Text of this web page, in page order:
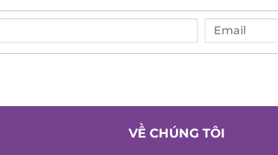
VỀ CHÚNG TÔI